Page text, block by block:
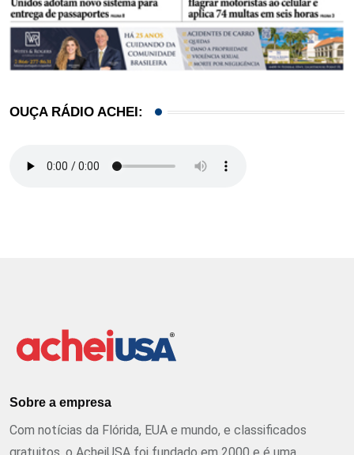
OUÇA RÁDIO ACHEI:
Sobre a empresa
Com notícias da Flórida, EUA e mundo, e classificados